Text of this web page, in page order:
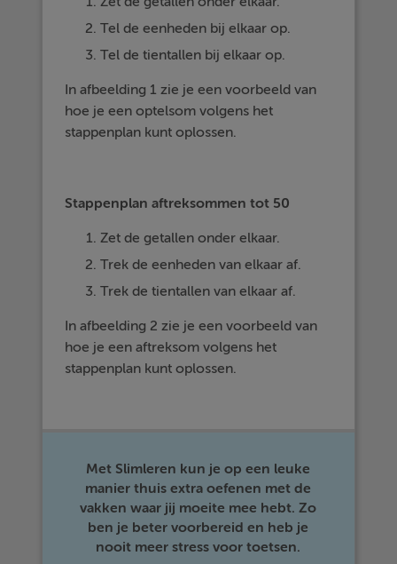
Tel de eenheden bij elkaar op.
Tel de tientallen bij elkaar op.
In afbeelding 1 zie je een voorbeeld van
hoe je een optelsom volgens het
stappenplan kunt oplossen.
Stappenplan aftreksommen tot 50
Zet de getallen onder elkaar.
Trek de eenheden van elkaar af.
Trek de tientallen van elkaar af.
In afbeelding 2 zie je een voorbeeld van
hoe je een aftreksom volgens het
stappenplan kunt oplossen.
Met Slimleren kun je op een leuke
manier thuis extra oefenen met de
vakken waar jij moeite mee hebt. Zo
ben je beter voorbereid en heb je
nooit meer stress voor toetsen.